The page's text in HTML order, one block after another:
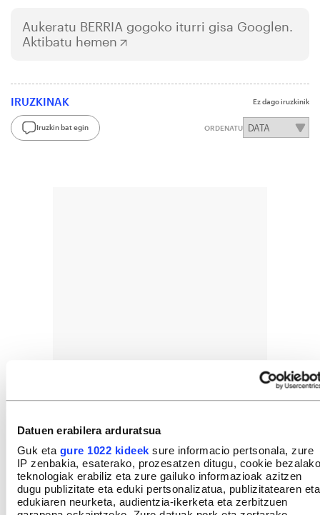
Datuen erabilera arduratsua
Guk eta gure 1022 kideek sure informacio pertsonala, zure
IP zenbakia, esaterako, prozesatzen ditugu, cookie bezalako
teknologiak erabiliz eta zure gailuko informazioak azitzen
dugu publizitate eta eduki pertsonalizatua, publizitatearen eta
edukiaren neurketa, audientzia-ikerketa eta zerbitzuen
Aukeratu BERRIA gogoko iturri gisa Googlen.
Aktibatu hemen
IRUZKINAK Ez dago iruzkinik
Iruzkin bat egin ORDENATU